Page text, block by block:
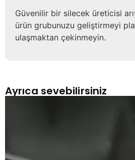
Güvenilir bir silecek üreticisi
ürün grubunuzu geliştirmeyi
ulaşmaktan çekinmeyin.
Ayrıca sevebilirsiniz